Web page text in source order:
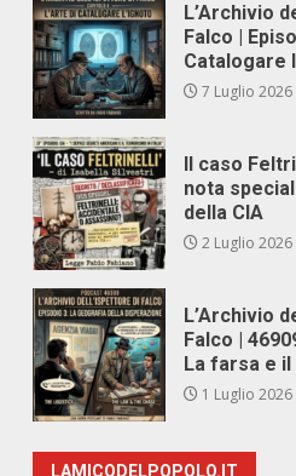
L’Archivio
Falco |
Catalogare
7 Luglio 2026
Il caso
nota
della CIA
2 Luglio 2026
L’Archivio
Falco |
La farsa e
1 Luglio 2026
LAMICODELPOPOLO.IT